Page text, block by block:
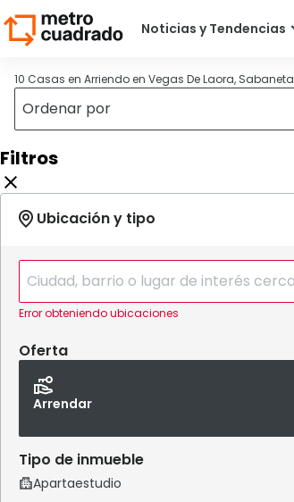
10 Casas en Arriendo en Vegas De Laora, Sabaneta
Filtros
Error obteniendo ubicaciones
Oferta
Arrendar
Tipo de inmueble